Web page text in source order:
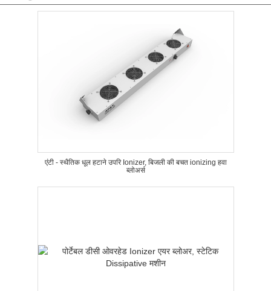
एंटी - स्थैतिक धूल हटाने उपरि Ionizer, बिजली की बचत ionizing हवा
ब्लोअर्स